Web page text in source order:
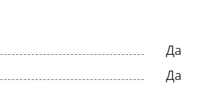
Да
Да